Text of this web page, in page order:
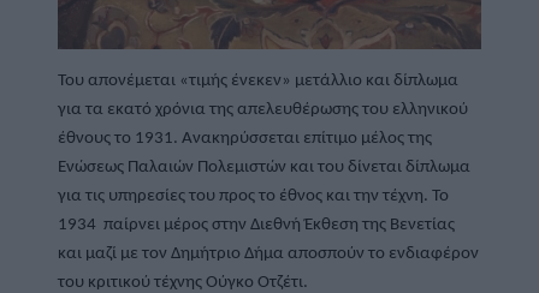
Του απονέμεται «τιμής ένεκεν» μετάλλιο και δίπλωμα
για τα εκατό χρόνια της απελευθέρωσης του ελληνικού
έθνους το 1931. Ανακηρύσσεται επίτιμο μέλος της
Ενώσεως Παλαιών Πολεμιστών και του δίνεται δίπλωμα
για τις υπηρεσίες του προς το έθνος και την τέχνη. Το
1934  παίρνει μέρος στην Διεθνή Έκθεση της Βενετίας
και μαζί με τον Δημήτριο Δήμα αποσπούν το ενδιαφέρον
του κριτικού τέχνης Ούγκο Οτζέτι.